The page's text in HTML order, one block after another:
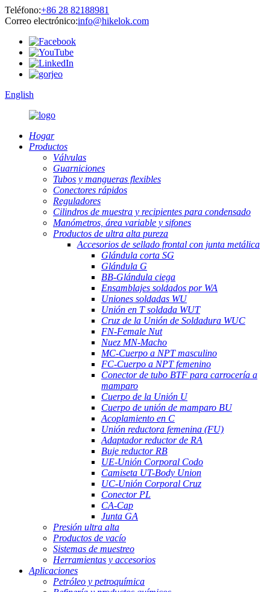
Teléfono:+86 28 82188981
Correo electrónico:info@hikelok.com
English
Hogar
Productos
Válvulas
Guarniciones
Tubos y mangueras flexibles
Conectores rápidos
Reguladores
Cilindros de muestra y recipientes para condensado
Manómetros, área variable y sifones
Productos de ultra alta pureza
Accesorios de sellado frontal con junta metálica
Glándula corta SG
Glándula G
BB-Glándula ciega
Ensamblajes soldados por WA
Uniones soldadas WU
Unión en T soldada WUT
Cruz de la Unión de Soldadura WUC
FN-Female Nut
Nuez MN-Macho
MC-Cuerpo a NPT masculino
FC-Cuerpo a NPT femenino
Conector de tubo BTF para carrocería a
mamparo
Cuerpo de la Unión U
Cuerpo de unión de mamparo BU
Acoplamiento en C
Unión reductora femenina (FU)
Adaptador reductor de RA
Buje reductor RB
UE-Unión Corporal Codo
Camiseta UT-Body Union
UC-Unión Corporal Cruz
Conector PL
CA-Cap
Junta GA
Presión ultra alta
Productos de vacío
Sistemas de muestreo
Herramientas y accesorios
Aplicaciones
Petróleo y petroquímica